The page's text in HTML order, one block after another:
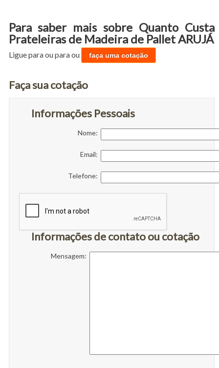
Para saber mais sobre Quanto Custa
Prateleiras de Madeira de Pallet ARUJÁ
Ligue paraou paraou faça uma cotação
Faça sua cotação
Informações Pessoais
Nome:
Email:
Telefone:
Informações de contato ou cotação
Mensagem: